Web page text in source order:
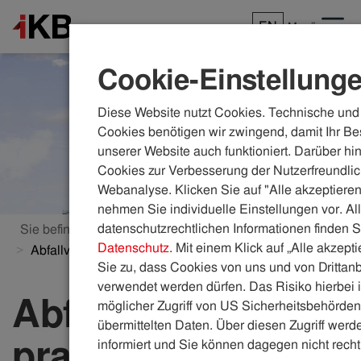
EN Menü
Sie befinden sich hier: ikb.at
Themenwelten
Abfallvermeidung
Abfallvermeidung:
Cookie-
Diese Website nutzt Cookies. Technische
Cookies benötigen wir zwingend, damit Ihr
unserer Website auch funktioniert. Darüber
Cookies zur Verbesserung der
Webanalyse. Klicken Sie auf "Alle
nehmen Sie individuelle Einstellungen vor.
datenschutzrechtlichen Informationen finden
Datenschutz. Mit einem Klick auf „Alle
Sie zu, dass Cookies von uns und von
verwendet werden dürfen. Das Risiko hierbei
möglicher Zugriff von US
übermittelten Daten. Über diesen Zugriff
informiert und Sie können dagegen nicht